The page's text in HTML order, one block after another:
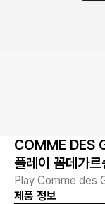
COMME DES
플레이 꼼데가
Play Comme des
제품 정보